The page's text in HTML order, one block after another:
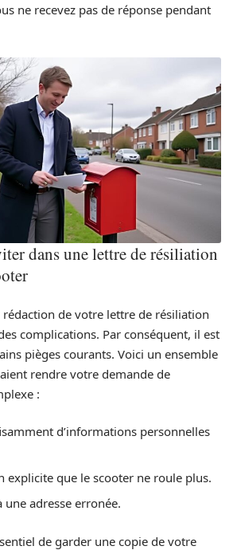
ne recevez pas de réponse pendant
dans une lettre de résiliation
rédaction de votre lettre de résiliation
complications. Par conséquent, il est
pièges courants. Voici un ensemble
rendre votre demande de
:
d’informations personnelles
explicite que le scooter ne roule plus.
une adresse erronée.
de garder une copie de votre